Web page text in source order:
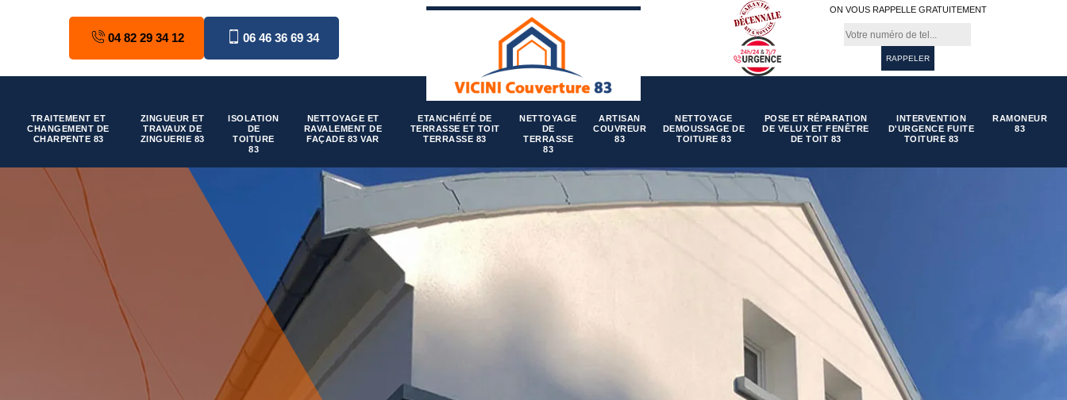
04 82 29 34 12 06 46 36 69 34
ON VOUS RAPPELLE GRATUITEMENT
TRAITEMENT ET
CHANGEMENT DE
CHARPENTE 83
ZINGUEUR ET
TRAVAUX DE
ZINGUERIE 83
ISOLATION
DE
TOITURE
83
NETTOYAGE ET
RAVALEMENT DE
FAÇADE 83 VAR
ETANCHÉITÉ DE
TERRASSE ET TOIT
TERRASSE 83
NETTOYAGE
DE
TERRASSE
83
ARTISAN
COUVREUR
83
NETTOYAGE
DEMOUSSAGE DE
TOITURE 83
POSE ET RÉPARATION
DE VELUX ET FENÊTRE
DE TOIT 83
INTERVENTION
D'URGENCE FUITE
TOITURE 83
RAMONEUR
83